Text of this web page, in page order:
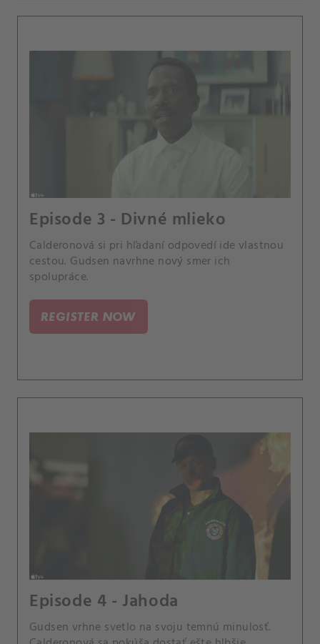
Episode 3 - Divné mlieko
Calderonová si pri hľadaní odpovedí ide vlastnou
cestou. Gudsen navrhne nový smer ich
spolupráce.
REGISTER NOW
Episode 4 - Jahoda
Gudsen vrhne svetlo na svoju temnú minulosť.